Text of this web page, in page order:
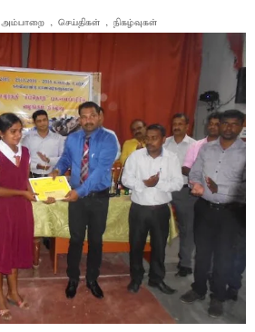
அம்பாறை , செய்திகள் , நிகழ்வுகள்